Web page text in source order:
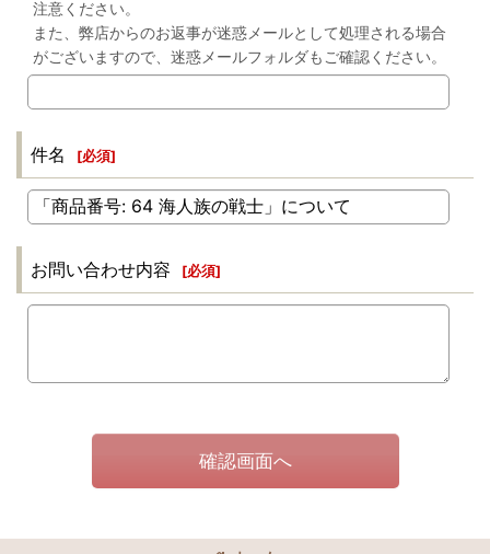
注意ください。
また、弊店からのお返事が迷惑メールとして処理される場合
がございますので、迷惑メールフォルダもご確認ください。
件名 [必須]
お問い合わせ内容 [必須]
確認画面へ